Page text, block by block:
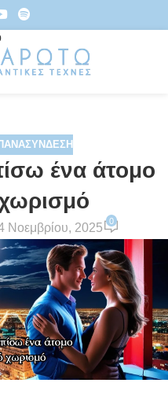
ένα άτομο
Νοεμβρίου, 2025
0